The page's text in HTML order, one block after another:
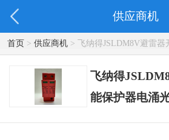
供应商机
首页> 供应商机> 飞纳得JSLDM8V避雷器
光伏直流
飞纳得
能保护器电涌